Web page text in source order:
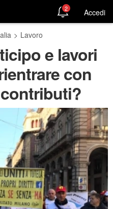
2 Accedi
> Lavoro
e lavori
con